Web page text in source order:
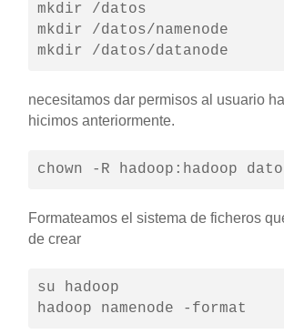
mkdir /datos
mkdir /datos/namenode
mkdir /datos/datanode
necesitamos dar permisos al usuario
hicimos anteriormente.
chown -R hadoop:hadoop
Formateamos el sistema de ficheros
de crear
su hadoop
hadoop namenode -format